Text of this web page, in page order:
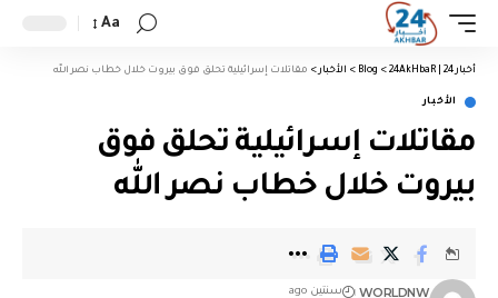
Aa
أخبار 24 | 24AkHbaR >
Blog
> الأخبار > مقاتلات إسرائيلية تحلق فوق بيروت خلال خطاب نصر الله
الأخبار
مقاتلات إسرائيلية تحلق فوق
بيروت خلال خطاب نصر الله
WORLDNW سنتين ago